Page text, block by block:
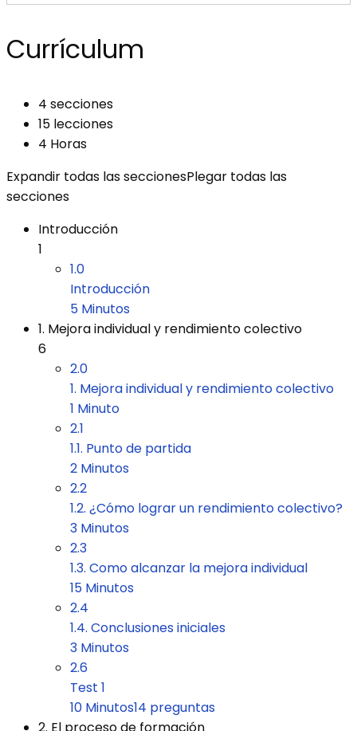
Currículum
4 secciones
15 lecciones
4 Horas
Expandir todas las seccionesPlegar todas las
secciones
Introducción
1
1.0
Introducción
5 Minutos
1. Mejora individual y rendimiento colectivo
6
2.0
1. Mejora individual y rendimiento colectivo
1 Minuto
2.1
1.1. Punto de partida
2 Minutos
2.2
1.2. ¿Cómo lograr un rendimiento colectivo?
3 Minutos
2.3
1.3. Como alcanzar la mejora individual
15 Minutos
2.4
1.4. Conclusiones iniciales
3 Minutos
2.6
Test 1
10 Minutos14 preguntas